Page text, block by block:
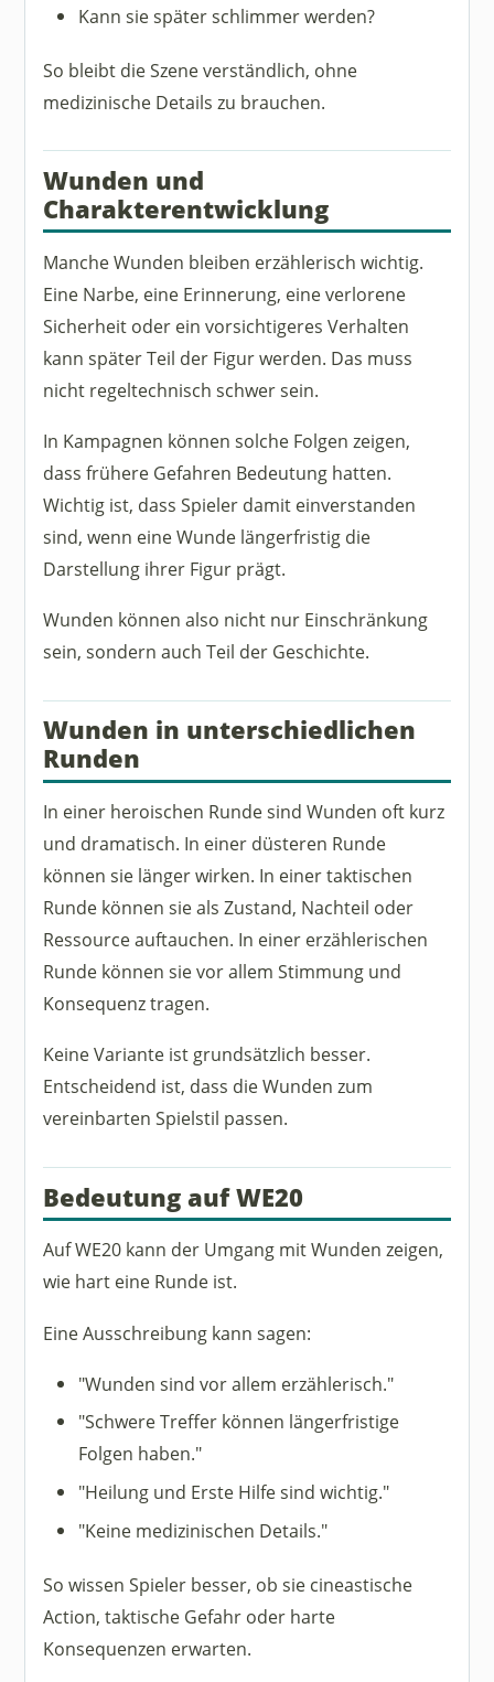
Kann sie später schlimmer werden?
So bleibt die Szene verständlich, ohne
medizinische Details zu brauchen.
Wunden und
Charakterentwicklung
Manche Wunden bleiben erzählerisch wichtig.
Eine Narbe, eine Erinnerung, eine verlorene
Sicherheit oder ein vorsichtigeres Verhalten
kann später Teil der Figur werden. Das muss
nicht regeltechnisch schwer sein.
In Kampagnen können solche Folgen zeigen,
dass frühere Gefahren Bedeutung hatten.
Wichtig ist, dass Spieler damit einverstanden
sind, wenn eine Wunde längerfristig die
Darstellung ihrer Figur prägt.
Wunden können also nicht nur Einschränkung
sein, sondern auch Teil der Geschichte.
Wunden in unterschiedlichen
Runden
In einer heroischen Runde sind Wunden oft kurz
und dramatisch. In einer düsteren Runde
können sie länger wirken. In einer taktischen
Runde können sie als Zustand, Nachteil oder
Ressource auftauchen. In einer erzählerischen
Runde können sie vor allem Stimmung und
Konsequenz tragen.
Keine Variante ist grundsätzlich besser.
Entscheidend ist, dass die Wunden zum
vereinbarten Spielstil passen.
Bedeutung auf WE20
Auf WE20 kann der Umgang mit Wunden zeigen,
wie hart eine Runde ist.
Eine Ausschreibung kann sagen:
"Wunden sind vor allem erzählerisch."
"Schwere Treffer können längerfristige
Folgen haben."
"Heilung und Erste Hilfe sind wichtig."
"Keine medizinischen Details."
So wissen Spieler besser, ob sie cineastische
Action, taktische Gefahr oder harte
Konsequenzen erwarten.